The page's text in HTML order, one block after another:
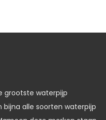
grootste waterpijp
bijna alle soorten waterpijp